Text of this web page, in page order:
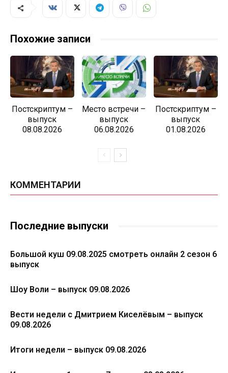
Похожие записи
Постскриптум –
выпуск
08.08.2026
Место встречи –
выпуск
06.08.2026
Постскриптум –
выпуск
01.08.2026
КОММЕНТАРИИ
Последние выпуски
Большой куш 09.08.2025 смотреть онлайн 2 сезон 6
выпуск
Шоу Воли – выпуск 09.08.2026
Вести недели с Дмитрием Киселёвым – выпуск
09.08.2026
Итоги недели – выпуск 09.08.2026